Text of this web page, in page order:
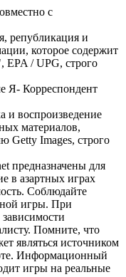
с
републикация и
которое содержит
EPA / UPG, строго
Я- Корреспондент
и воспроизведение
материалов,
Getty Images, строго
предназначены для
в азартных играх
Соблюдайте
игры. При
Помните, что
являться источником
Информационный
игры на реальные